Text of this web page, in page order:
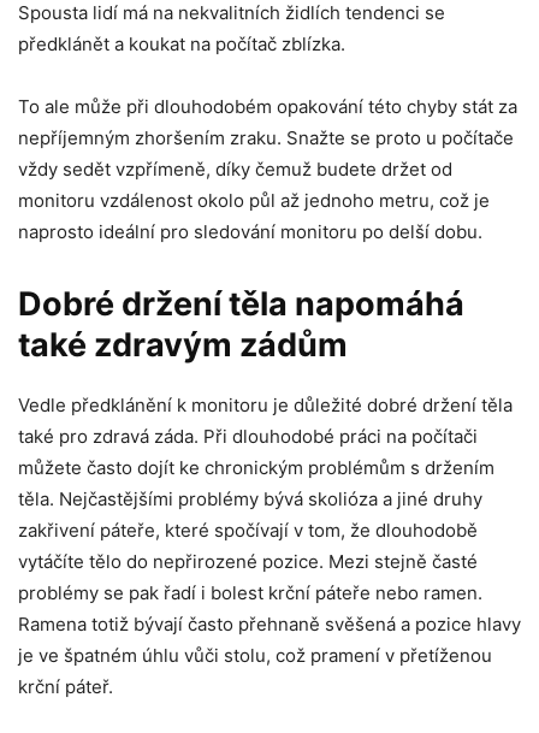
Spousta lidí má na nekvalitních židlích tendenci se
předklánět a koukat na počítač zblízka.
To ale může při dlouhodobém opakování této chyby stát za
nepříjemným zhoršením zraku. Snažte se proto u počítače
vždy sedět vzpřímeně, díky čemuž budete držet od
monitoru vzdálenost okolo půl až jednoho metru, což je
naprosto ideální pro sledování monitoru po delší dobu.
Dobré držení těla napomáhá
také zdravým zádům
Vedle předklánění k monitoru je důležité dobré držení těla
také pro zdravá záda. Při dlouhodobé práci na počítači
můžete často dojít ke chronickým problémům s držením
těla. Nejčastějšími problémy bývá skolióza a jiné druhy
zakřivení páteře, které spočívají v tom, že dlouhodobě
vytáčíte tělo do nepřirozené pozice. Mezi stejně časté
problémy se pak řadí i bolest krční páteře nebo ramen.
Ramena totiž bývají často přehnaně svěšená a pozice hlavy
je ve špatném úhlu vůči stolu, což pramení v přetíženou
krční páteř.